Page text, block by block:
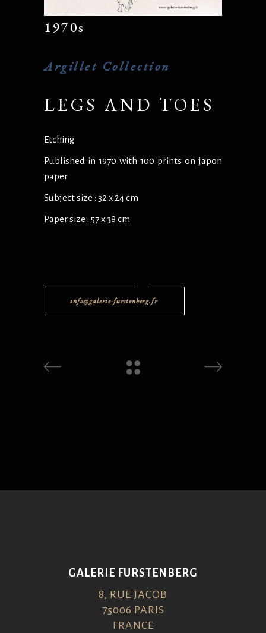
1970s
Argillet Collection
LEGS AND TOES
Etching
Published in 1970 with 100 prints on japon
paper
Subject size : 32 x 24 cm
Paper size : 57 x 38 cm
info@galerie-furstenberg.fr
GALERIE FURSTENBERG
8, RUE JACOB
75006 PARIS
FRANCE